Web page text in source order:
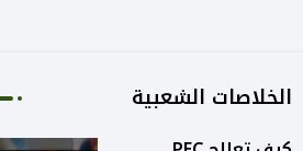
الخلاصات الشعبية